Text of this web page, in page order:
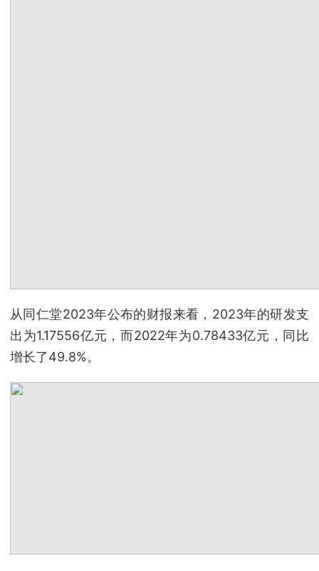
从同仁堂2023年公布的财报来看，2023年的研发支
出为1.17556亿元，而2022年为0.78433亿元，同比
增长了49.8%。